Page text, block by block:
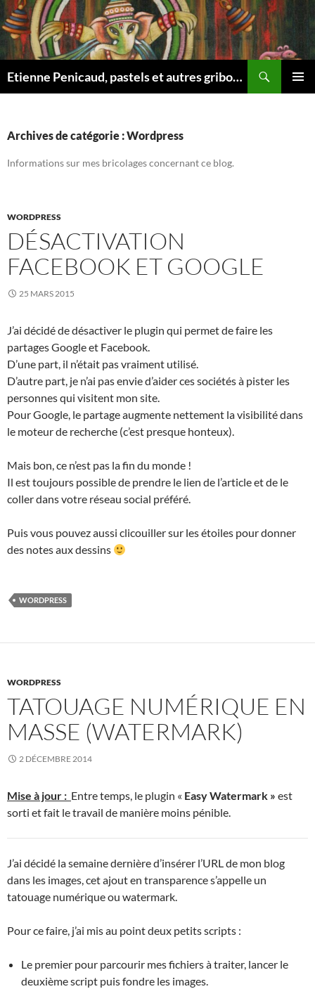
Aller
au
contenu
Etienne Penicaud, pastels et autres gribouillages …
Archives de catégorie : Wordpress
Informations sur mes bricolages concernant ce blog.
WORDPRESS
DÉSACTIVATION
FACEBOOK ET GOOGLE
25 MARS 2015
J’ai décidé de désactiver le plugin qui permet de faire les
partages Google et Facebook.
D’une part, il n’était pas vraiment utilisé.
D’autre part, je n’ai pas envie d’aider ces sociétés à pister les
personnes qui visitent mon site.
Pour Google, le partage augmente nettement la visibilité dans
le moteur de recherche (c’est presque honteux).
Mais bon, ce n’est pas la fin du monde !
Il est toujours possible de prendre le lien de l’article et de le
coller dans votre réseau social préféré.
Puis vous pouvez aussi clicouiller sur les étoiles pour donner
des notes aux dessins
WORDPRESS
WORDPRESS
TATOUAGE NUMÉRIQUE EN
MASSE (WATERMARK)
2 DÉCEMBRE 2014
Mise à jour : Entre temps, le plugin « Easy Watermark » est
sorti et fait le travail de manière moins pénible.
J’ai décidé la semaine dernière d’insérer l’URL de mon blog
dans les images, cet ajout en transparence s’appelle un
tatouage numérique ou watermark.
Pour ce faire, j’ai mis au point deux petits scripts :
Le premier pour parcourir mes fichiers à traiter, lancer le
deuxième script puis fondre les images.